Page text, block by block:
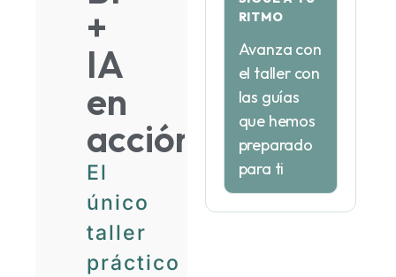
+
IA
en
acción
El
único
taller
práctico
RITMO
Avanza con
el taller con
las guías
que hemos
preparado
para ti